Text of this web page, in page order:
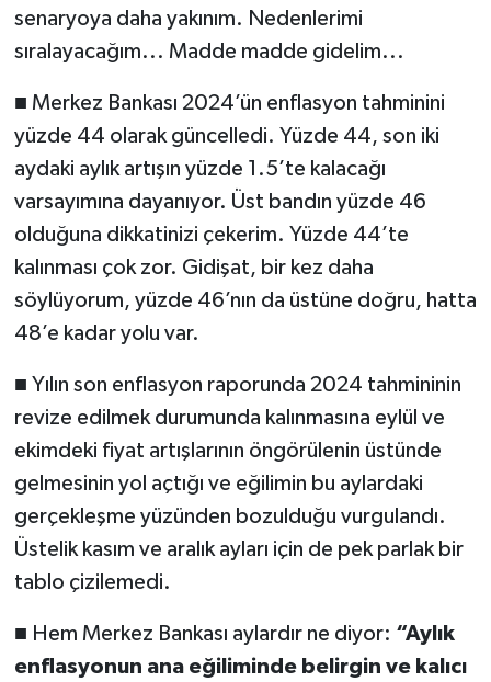
senaryoya daha yakınım. Nedenlerimi
sıralayacağım... Madde madde gidelim...
■ Merkez Bankası 2024’ün enflasyon tahminini
yüzde 44 olarak güncelledi. Yüzde 44, son iki
aydaki aylık artışın yüzde 1.5’te kalacağı
varsayımına dayanıyor. Üst bandın yüzde 46
olduğuna dikkatinizi çekerim. Yüzde 44’te
kalınması çok zor. Gidişat, bir kez daha
söylüyorum, yüzde 46’nın da üstüne doğru, hatta
48’e kadar yolu var.
■ Yılın son enflasyon raporunda 2024 tahmininin
revize edilmek durumunda kalınmasına eylül ve
ekimdeki fiyat artışlarının öngörülenin üstünde
gelmesinin yol açtığı ve eğilimin bu aylardaki
gerçekleşme yüzünden bozulduğu vurgulandı.
Üstelik kasım ve aralık ayları için de pek parlak bir
tablo çizilemedi.
■ Hem Merkez Bankası aylardır ne diyor: “Aylık
enflasyonun ana eğiliminde belirgin ve kalıcı